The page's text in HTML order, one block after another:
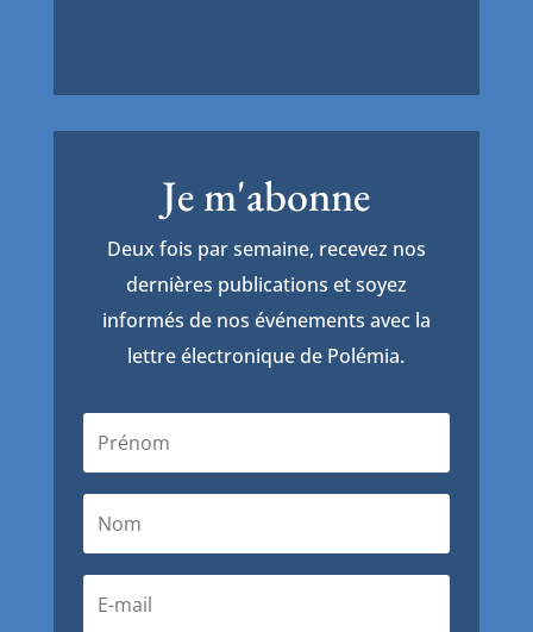
Je m'abonne
Deux fois par semaine, recevez nos
dernières publications et soyez
informés de nos événements avec la
lettre électronique de Polémia.